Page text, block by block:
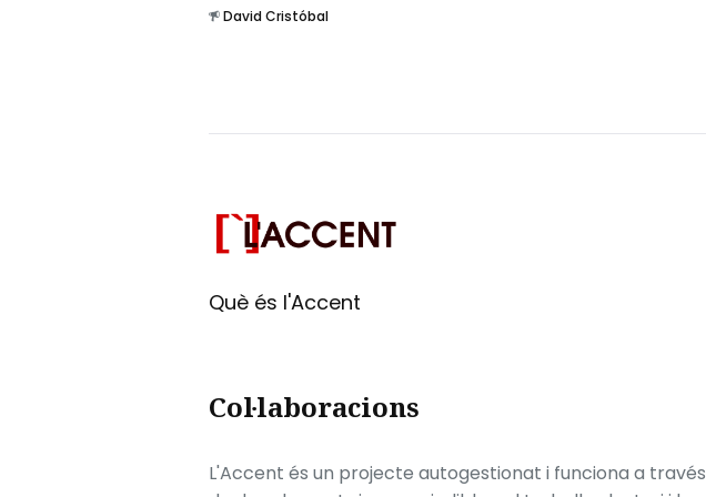
David Cristóbal
Què és l'Accent
Col·laboracions
L'Accent és un projecte autogestionat i funciona a través